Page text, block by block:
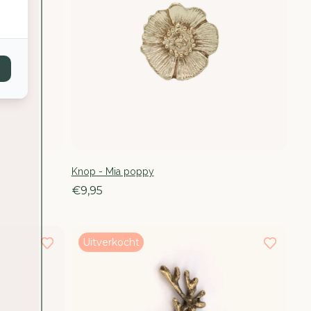
Knop - Mia poppy
€9,95
Uitverkocht